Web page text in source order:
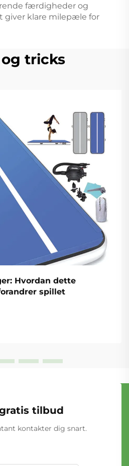
færdigheder og
giver klare milepæle for
tricks
Hvordan dette
spillet
tilbud
kontakter dig snart.